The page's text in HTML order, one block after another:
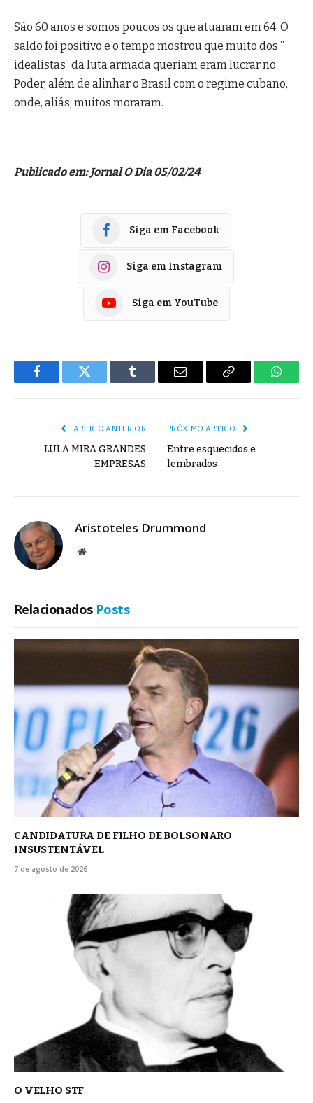
São 60 anos e somos poucos os que atuaram em 64. O
saldo foi positivo e o tempo mostrou que muito dos ”
idealistas” da luta armada queriam eram lucrar no
Poder, além de alinhar o Brasil com o regime cubano,
onde, aliás, muitos moraram.
Publicado em: Jornal O Dia 05/02/24
Siga em Facebook
Siga em Instagram
Siga em YouTube
FacebookTwitter Tumblr
E-
Copiar
ARTIGO ANTERIOR
LULA MIRA GRANDES
EMPRESAS
PRÓXIMO ARTIGO
Entre esquecidos e
lembrados
Aristoteles Drummond
Site
Relacionados Posts
CANDIDATURA DE FILHO DE BOLSONARO
INSUSTENTÁVEL
7 de agosto de 2026
O VELHO STF